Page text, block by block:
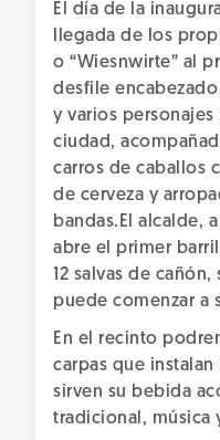
El día de la
llegada de los
o “Wiesnwirte” al
desfile
y varios
ciudad,
carros de caballos
de cerveza y
bandas.El alcalde,
abre el primer
12 salvas de
puede comenzar a
En el recinto
carpas que
sirven su bebida
tradicional, música